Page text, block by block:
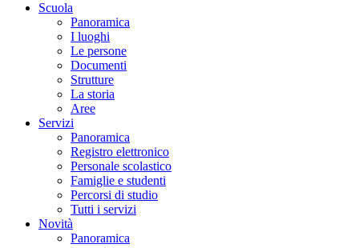
Scuola
Panoramica
I luoghi
Le persone
Documenti
Strutture
La storia
Aree
Servizi
Panoramica
Registro elettronico
Personale scolastico
Famiglie e studenti
Percorsi di studio
Tutti i servizi
Novità
Panoramica